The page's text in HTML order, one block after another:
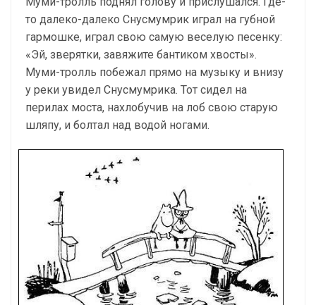
то далеко-далеко Снусмумрик играл на губной
гармошке, играл свою самую веселую песенку:
«Эй, зверятки, завяжите бантиком хвосты».
Муми-тролль побежал прямо на музыку и внизу
у реки увидел Снусмумрика. Тот сидел на
перилах моста, нахлобучив на лоб свою старую
шляпу, и болтал над водой ногами.